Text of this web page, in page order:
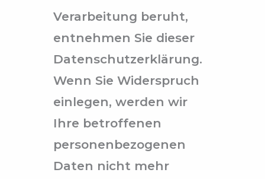
Verarbeitung beruht,
entnehmen Sie dieser
Datenschutzerklärung.
Wenn Sie Widerspruch
einlegen, werden wir
Ihre betroffenen
personenbezogenen
Daten nicht mehr